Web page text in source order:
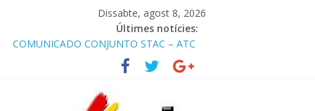
Dissabte, agost 8, 2026
Últimes notícies:
COMUNICADO CONJUNTO STAC – ATC
Comunicado STAC/ ATC de la reunión con los Mossos d
‘Esquadra del aeropuerto de Barcelona.
Programa de Radio TAXI LIBRE 29.07.2026 en COOLTURA FM.